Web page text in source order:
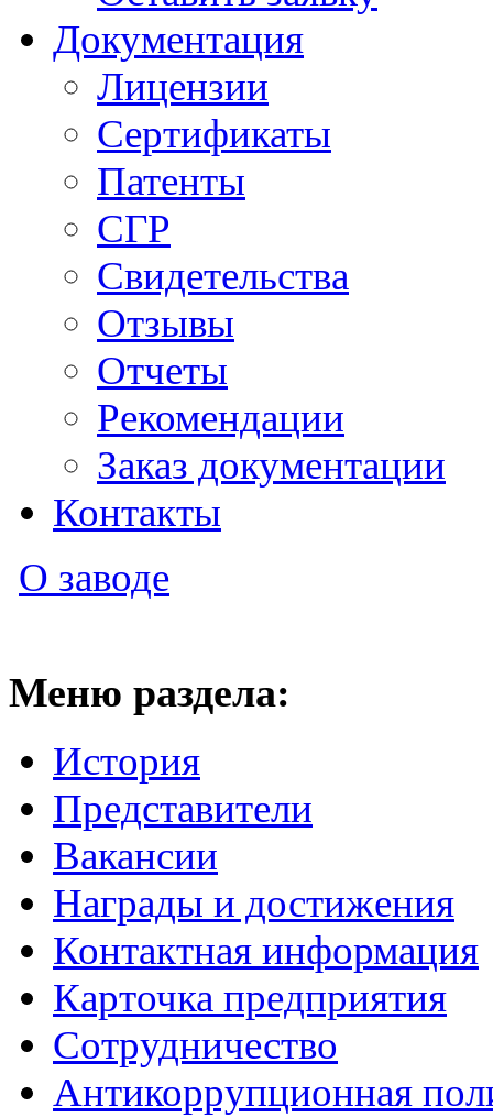
Документация
Лицензии
Сертификаты
Патенты
СГР
Свидетельства
Отзывы
Отчеты
Рекомендации
Заказ документации
Контакты
О заводе
Меню раздела:
История
Представители
Вакансии
Награды и достижения
Контактная информация
Карточка предприятия
Сотрудничество
Антикоррупционная